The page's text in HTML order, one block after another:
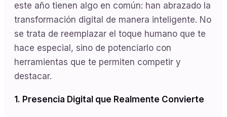
este año tienen algo en común: han abrazado la
transformación digital de manera inteligente. No
se trata de reemplazar el toque humano que te
hace especial, sino de potenciarlo con
herramientas que te permiten competir y
destacar.
1. Presencia Digital que Realmente Convierte